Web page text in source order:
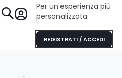
Per un'esperienza più
personalizzata
REGISTRATI / ACCEDI